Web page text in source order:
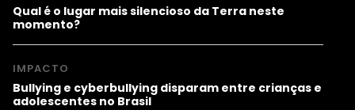
Qual é o lugar mais silencioso da Terra neste
momento?
IMPACTO
Bullying e cyberbullying disparam entre crianças e
adolescentes no Brasil